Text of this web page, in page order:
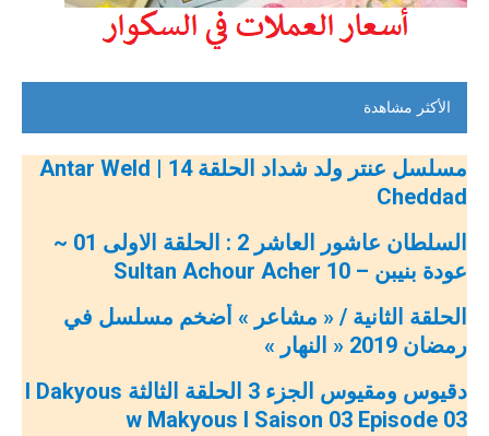
الأكثر مشاهدة
مسلسل عنتر ولد شداد الحلقة 14 | Antar Weld
Cheddad
السلطان عاشور العاشر 2 : الحلقة الاولى 01 ~
عودة بنيبن – Sultan Achour Acher 10
الحلقة الثانية / « مشاعر » أضخم مسلسل في
رمضان 2019 « النهار »
دقيوس ومقيوس الجزء 3 الحلقة الثالثة l Dakyous
w Makyous l Saison 03 Episode 03